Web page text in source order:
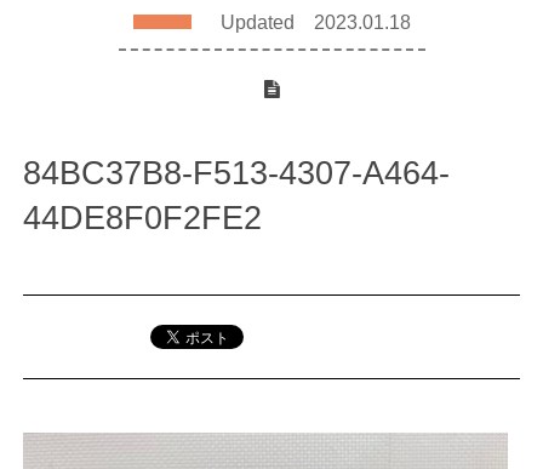
Updated 2023.01.18
84BC37B8-F513-4307-A464-
44DE8F0F2FE2